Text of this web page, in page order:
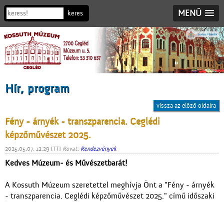
MENÜ
Hír, program
vissza az előző oldalra
Fény - árnyék - transzparencia. Ceglédi
képzőművészet 2025.
2025.05.07. 12:29 [TT] Rovat: Rendezvények
Kedves Múzeum- és Művészetbarát!
A Kossuth Múzeum szeretettel meghívja Önt a "Fény - árnyék
- transzparencia. Ceglédi képzőművészet 2025." című időszaki